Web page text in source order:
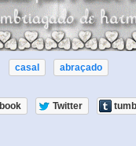
casal abraçado
Twitter